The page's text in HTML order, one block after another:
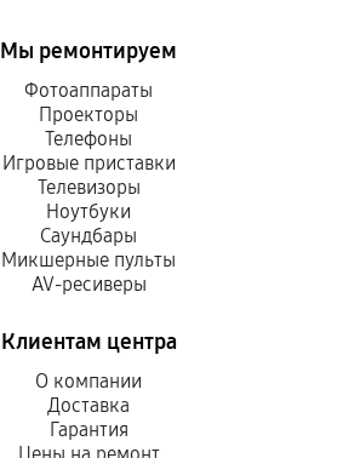
Мы ремонтируем
Фотоаппараты
Проекторы
Телефоны
Игровые приставки
Телевизоры
Ноутбуки
Саундбары
Микшерные пульты
AV-ресиверы
Клиентам центра
О компании
Доставка
Гарантия